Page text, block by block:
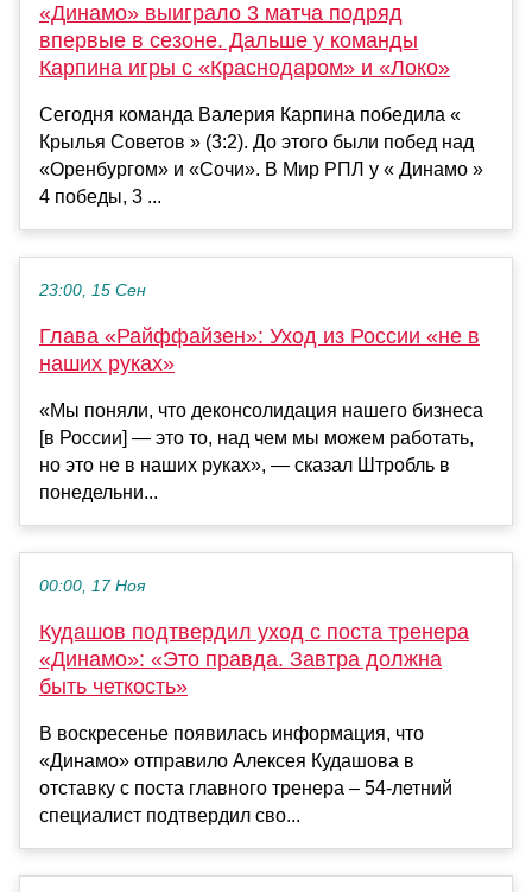
«Динамо» выиграло 3 матча подряд
впервые в сезоне. Дальше у команды
Карпина игры с «Краснодаром» и «Локо»
Сегодня команда Валерия Карпина победила «
Крылья Советов » (3:2). До этого были побед над
«Оренбургом» и «Сочи». В Мир РПЛ у « Динамо »
4 победы, 3 ...
23:00, 15 Сен
Глава «Райффайзен»: Уход из России «не в
наших руках»
«Мы поняли, что деконсолидация нашего бизнеса
[в России] — это то, над чем мы можем работать,
но это не в наших руках», — сказал Штробль в
понедельни...
00:00, 17 Ноя
Кудашов подтвердил уход с поста тренера
«Динамо»: «Это правда. Завтра должна
быть четкость»
В воскресенье появилась информация, что
«Динамо» отправило Алексея Кудашова в
отставку с поста главного тренера – 54-летний
специалист подтвердил сво...